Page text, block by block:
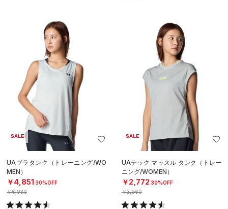
SALE
UAブラタンク（トレーニング/WO
MEN）
￥4,851 30%OFF
￥6,930
SALE
UAテック マッスル タンク（トレー
ニング/WOMEN）
￥2,772 30%OFF
￥3,960